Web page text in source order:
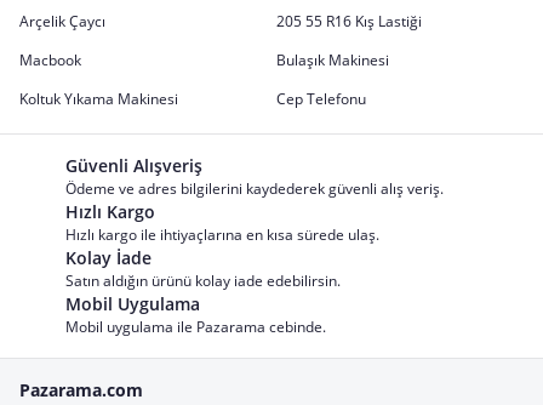
Arçelik Çaycı
205 55 R16 Kış Lastiği
Macbook
Bulaşık Makinesi
Koltuk Yıkama Makinesi
Cep Telefonu
Güvenli Alışveriş
Ödeme ve adres bilgilerini kaydederek güvenli alış veriş.
Hızlı Kargo
Hızlı kargo ile ihtiyaçlarına en kısa sürede ulaş.
Kolay İade
Satın aldığın ürünü kolay iade edebilirsin.
Mobil Uygulama
Mobil uygulama ile Pazarama cebinde.
Pazarama.com